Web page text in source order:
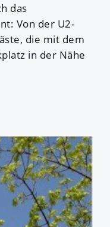
das
Von der U2-
die mit dem
in der Nähe